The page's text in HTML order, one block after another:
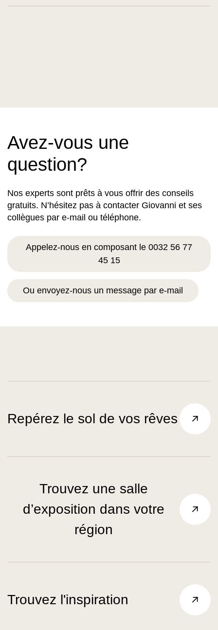
Avez-vous une
question?
Nos experts sont prêts à vous offrir des conseils
gratuits. N’hésitez pas à contacter Giovanni et ses
collègues par e-mail ou téléphone.
Appelez-nous en composant le 0032 56 77
45 15
Ou envoyez-nous un message par e-mail
Repérez le sol de vos rêves
Trouvez une salle
d’exposition dans votre
région
Trouvez l'inspiration